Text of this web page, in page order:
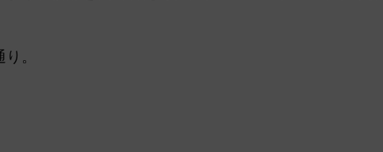
。